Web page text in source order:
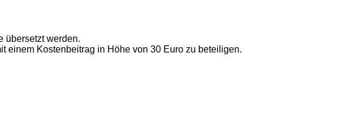
übersetzt werden.
einem Kostenbeitrag in Höhe von 30 Euro zu beteiligen.